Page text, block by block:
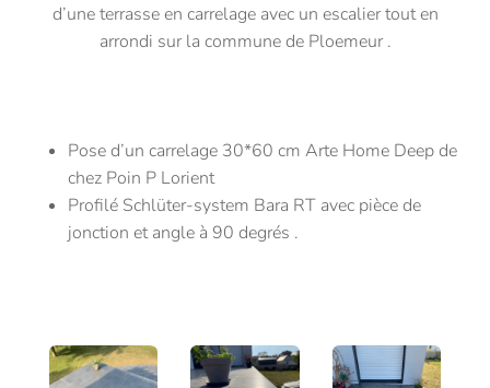
d’une terrasse en carrelage avec un escalier tout en
arrondi sur la commune de Ploemeur .
Pose d’un carrelage 30*60 cm Arte Home Deep de
chez Poin P Lorient
Profilé Schlüter-system Bara RT avec pièce de
jonction et angle à 90 degrés .